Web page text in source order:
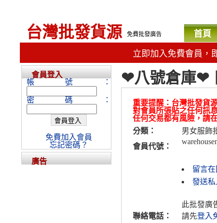
台灣批發貨源 免費批發廣告 首頁
立即加入免費會員，
❤八號倉庫❤
重要提醒：台灣批發貨
對會員所張貼之任何訊
任何交易都有風險，請
分類：
男女服飾
會員代號：
留言
發送私
聯絡電話：
此批發廣
請先登入
會員登入
帳號：
密碼：
免費加入會員
忘記密碼？
廣告